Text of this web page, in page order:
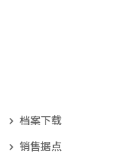
档案下载
销售据点